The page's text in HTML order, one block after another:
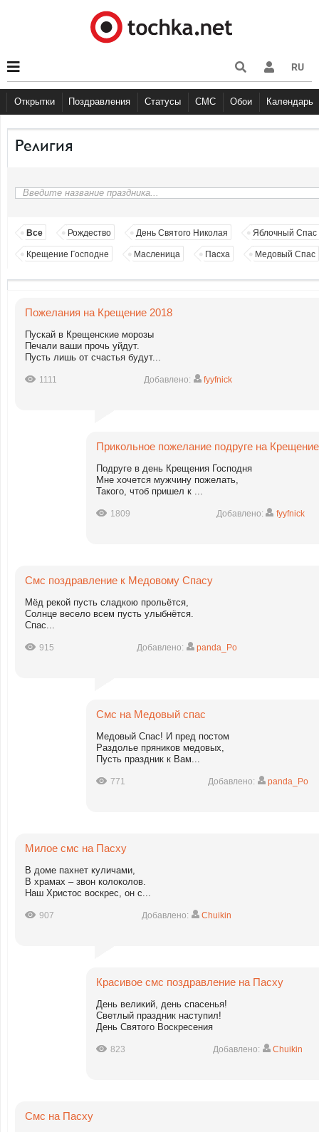
RU
Открытки
С Днем рождения Большие праздники События
Поздравления
С Днем рождения Большие праздники Cобытия
Статусы
Другое Прикольные Грустные
СМС
С Днём Рождения
Обои
Музыка
Календарь
Религия
Все Рождество День Святого Николая Яблочный Спас
Крещение Господне Масленица Пасха Медовый Спас
Пожелания на Крещение 2018
Пускай в Крещенские морозы
Печали ваши прочь уйдут.
Пусть лишь от счастья будут...
1111 Добавлено: fyyfnick
Прикольное пожелание подруге на
Подруге в день Крещения Господня
Мне хочется мужчину пожелать,
Такого, чтоб пришел к ...
1809 Добавлено: fyyfnick
Смс поздравление к Медовому Спасу
Мёд рекой пусть сладкою прольётся,
Солнце весело всем пусть улыбнётся.
Спас...
915 Добавлено: panda_Po
Смс на Медовый спас
Медовый Спас! И пред постом
Раздолье пряников медовых,
Пусть праздник к Вам...
771 Добавлено: panda_Po
Милое смс на Пасху
В доме пахнет куличами,
В храмах – звон колоколов.
Наш Христос воскрес, он с...
907 Добавлено: Chuikin
Красивое смс поздравление на Пасху
День великий, день спасенья!
Светлый праздник наступил!
День Святого Воскресения
823 Добавлено: Chuikin
Смс на Пасху